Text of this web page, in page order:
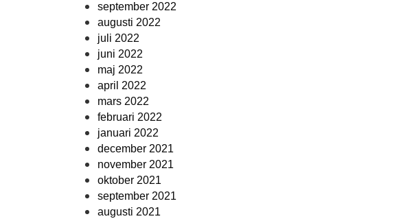
september 2022
augusti 2022
juli 2022
juni 2022
maj 2022
april 2022
mars 2022
februari 2022
januari 2022
december 2021
november 2021
oktober 2021
september 2021
augusti 2021